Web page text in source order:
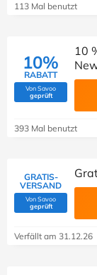
113 Mal benutzt
10%
RABATT
Von Savoo
geprüft(Von Savoo geprüft)
10
393 Mal benutzt
GRATIS-
VERSAND
Von Savoo
geprüft(Von Savoo geprüft)
Verfällt am 31.12.26